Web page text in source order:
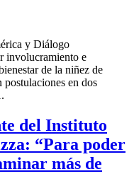
y Diálogo
involucramiento e
de la niñez de
en dos
del Instituto
“Para poder
más de